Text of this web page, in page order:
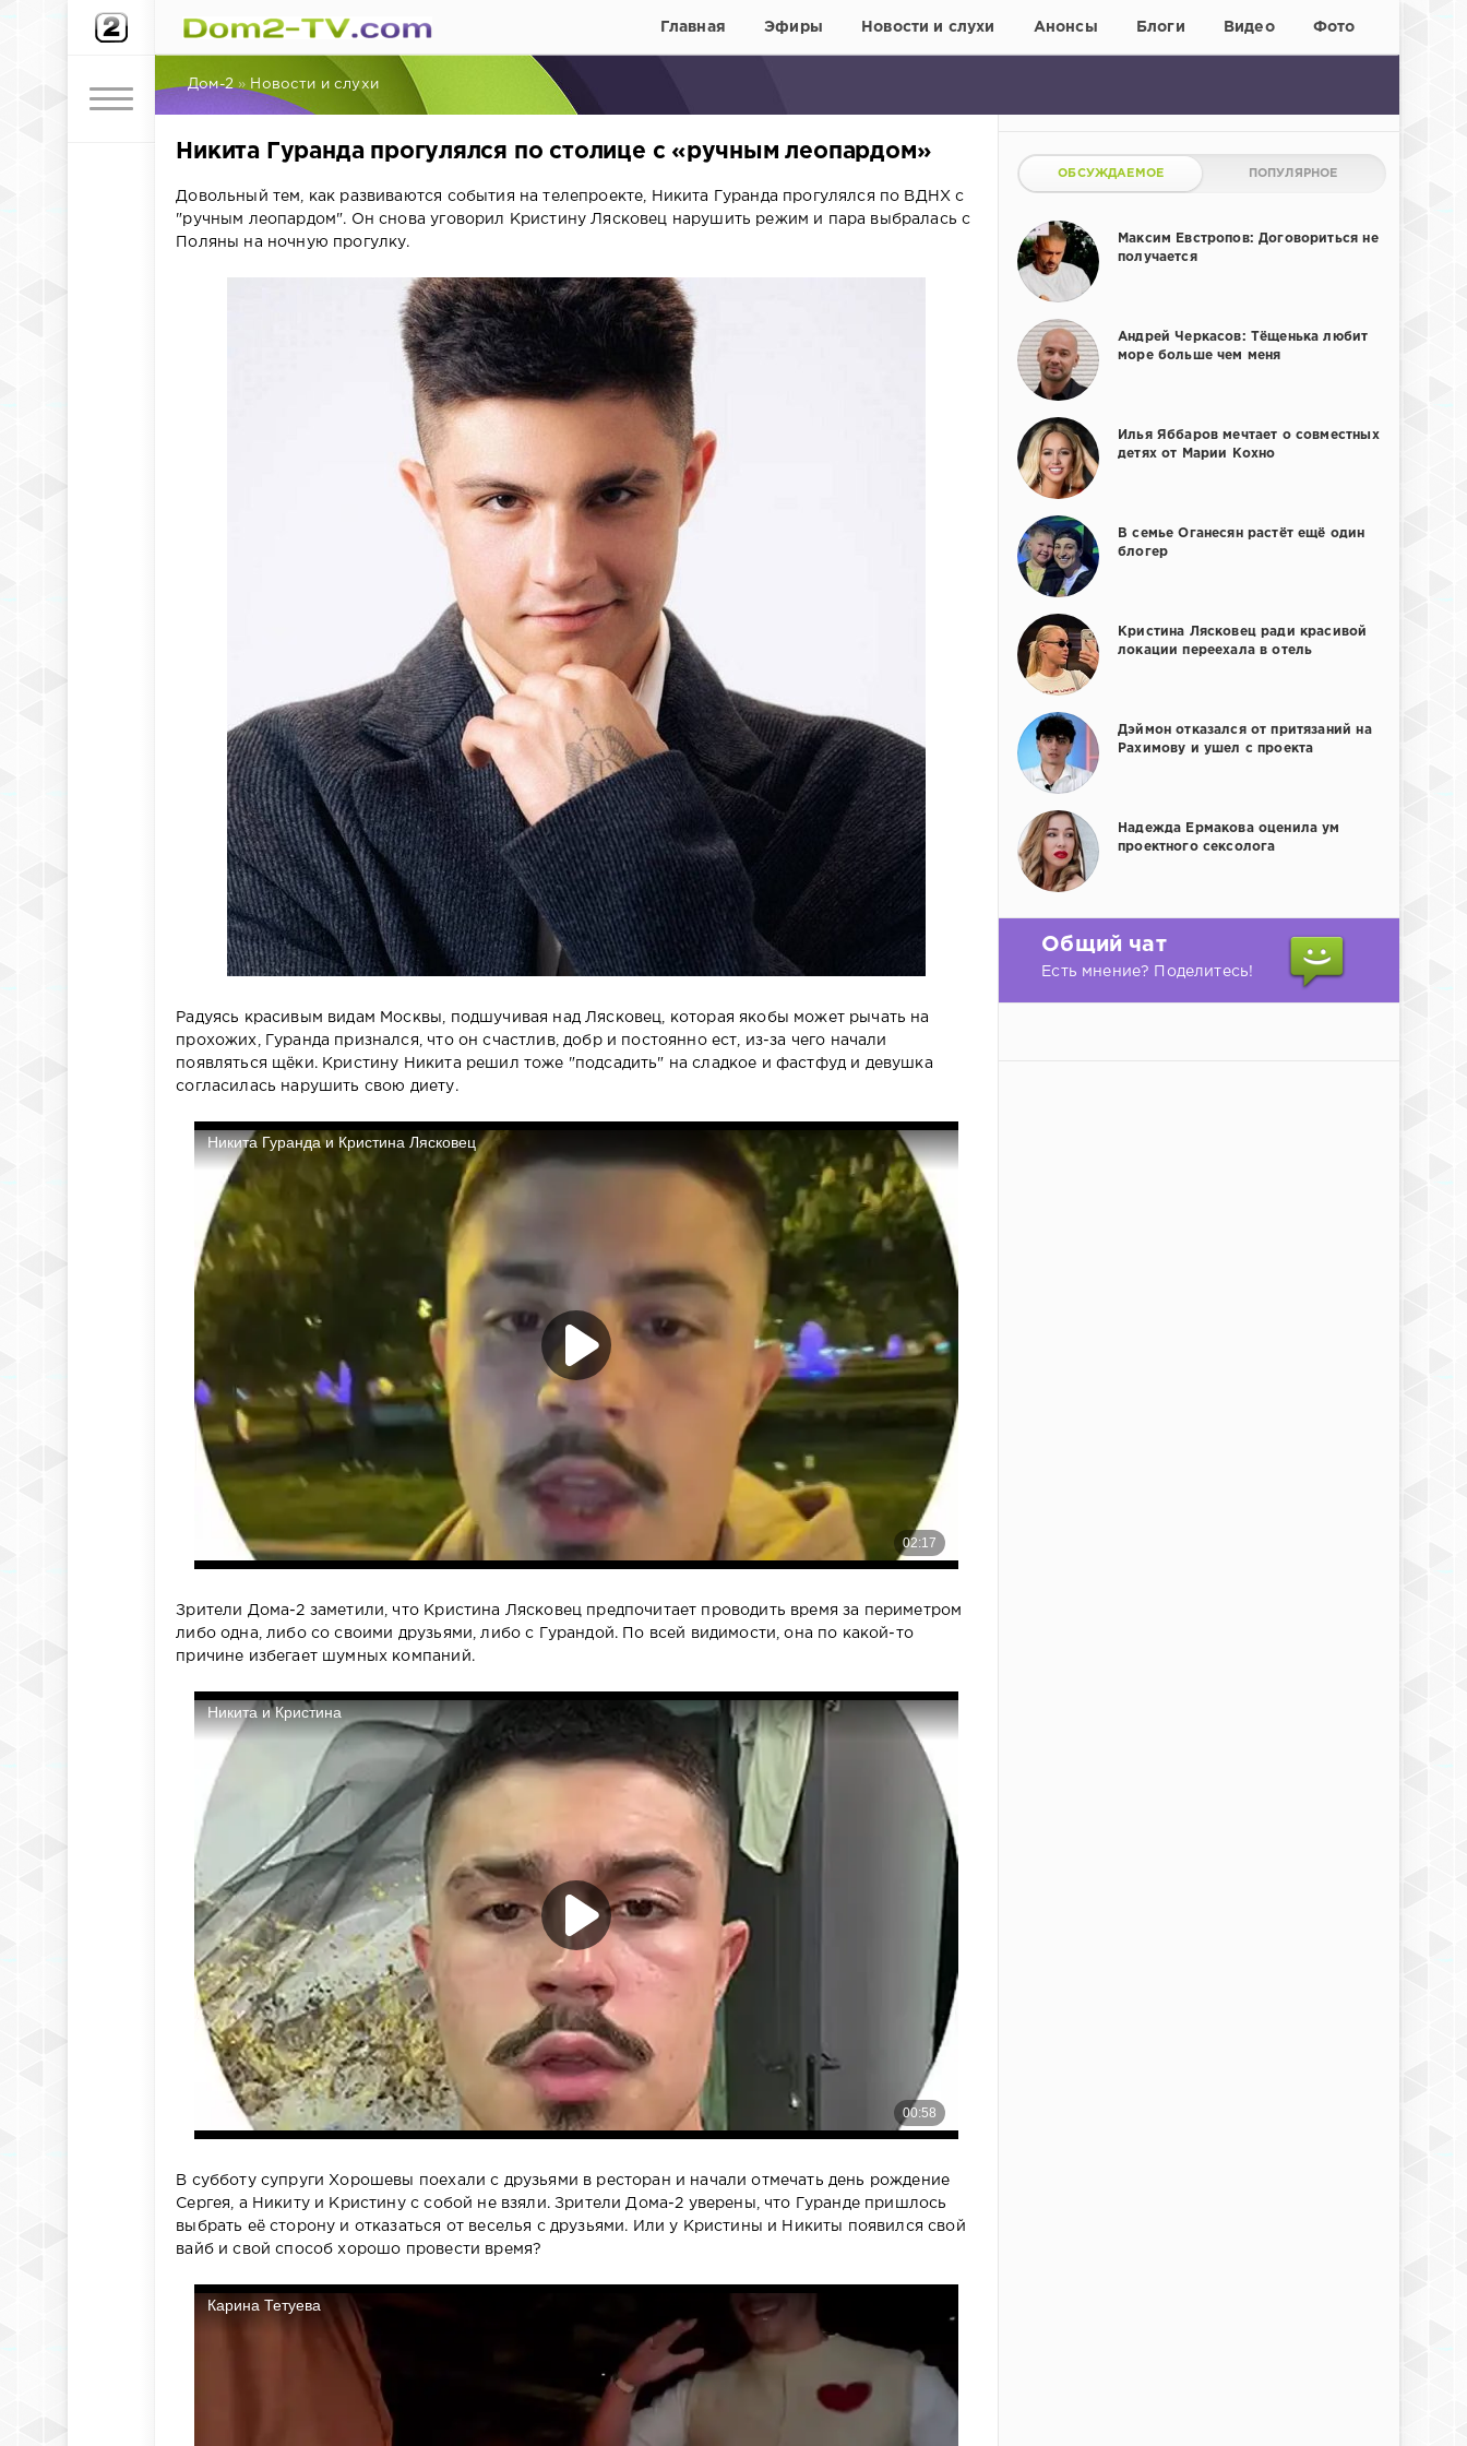
Главная Эфиры Новости и слухи Анонсы Блоги Видео Фото
Дом-2 » Новости и слухи
Никита Гуранда прогулялся по столице с «ручным леопардом»
Довольный тем, как развиваются события на телепроекте, Никита Гуранда прогулялся по ВДНХ с
"ручным леопардом". Он снова уговорил Кристину Лясковец нарушить режим и пара выбралась с
Поляны на ночную прогулку.
Радуясь красивым видам Москвы, подшучивая над Лясковец, которая якобы может рычать на
прохожих, Гуранда признался, что он счастлив, добр и постоянно ест, из-за чего начали
появляться щёки. Кристину Никита решил тоже "подсадить" на сладкое и фастфуд и девушка
согласилась нарушить свою диету.
Зрители Дома-2 заметили, что Кристина Лясковец предпочитает проводить время за периметром
либо одна, либо со своими друзьями, либо с Гурандой. По всей видимости, она по какой-то
причине избегает шумных компаний.
В субботу супруги Хорошевы поехали с друзьями в ресторан и начали отмечать день рождение
Сергея, а Никиту и Кристину с собой не взяли. Зрители Дома-2 уверены, что Гуранде пришлось
выбрать её сторону и отказаться от веселья с друзьями. Или у Кристины и Никиты появился свой
вайб и свой способ хорошо провести время?
ОБСУЖДАЕМОЕ ПОПУЛЯРНОЕ
Максим Евстропов: Договориться не
получается
Андрей Черкасов: Тёщенька любит
море больше чем меня
Илья Яббаров мечтает о совместных
детях от Марии Кохно
В семье Оганесян растёт ещё один
блогер
Кристина Лясковец ради красивой
локации переехала в отель
Дэймон отказался от притязаний на
Рахимову и ушел с проекта
Надежда Ермакова оценила ум
проектного сексолога
Общий чат
Есть мнение? Поделитесь!